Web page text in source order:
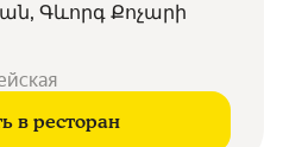
Գևորգ Քոչարի
в ресторан